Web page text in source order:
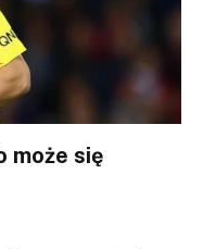
może się